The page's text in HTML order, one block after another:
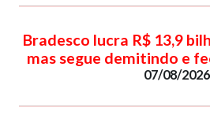
Bradesco lucra R$ 13,9
mas segue demitindo e
07/08/2026